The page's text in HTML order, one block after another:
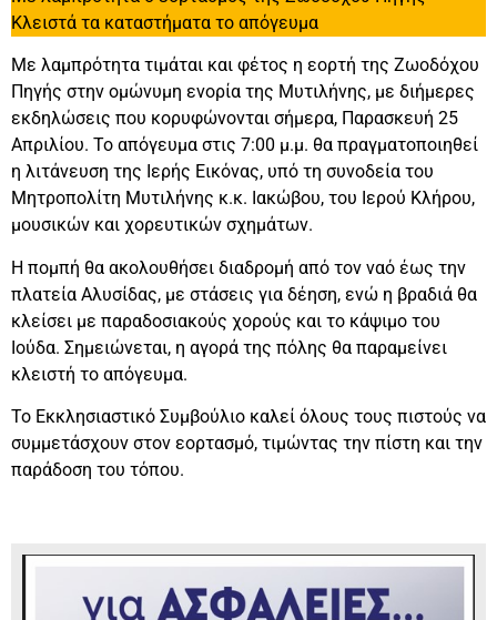
Κλειστά τα καταστήματα το απόγευμα
Με λαμπρότητα τιμάται και φέτος η εορτή της Ζωοδόχου
Πηγής στην ομώνυμη ενορία της Μυτιλήνης, με διήμερες
εκδηλώσεις που κορυφώνονται σήμερα, Παρασκευή 25
Απριλίου. Το απόγευμα στις 7:00 μ.μ. θα πραγματοποιηθεί
η λιτάνευση της Ιερής Εικόνας, υπό τη συνοδεία του
Μητροπολίτη Μυτιλήνης κ.κ. Ιακώβου, του Ιερού Κλήρου,
μουσικών και χορευτικών σχημάτων.
Η πομπή θα ακολουθήσει διαδρομή από τον ναό έως την
πλατεία Αλυσίδας, με στάσεις για δέηση, ενώ η βραδιά θα
κλείσει με παραδοσιακούς χορούς και το κάψιμο του
Ιούδα. Σημειώνεται, η αγορά της πόλης θα παραμείνει
κλειστή το απόγευμα.
Το Εκκλησιαστικό Συμβούλιο καλεί όλους τους πιστούς να
συμμετάσχουν στον εορτασμό, τιμώντας την πίστη και την
παράδοση του τόπου.